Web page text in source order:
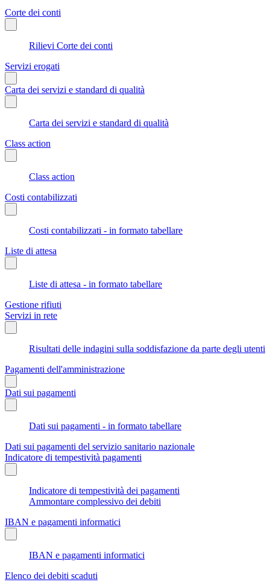
Corte dei conti
Rilievi Corte dei conti
Servizi erogati
Carta dei servizi e standard di qualità
Carta dei servizi e standard di qualità
Class action
Class action
Costi contabilizzati
Costi contabilizzati - in formato tabellare
Liste di attesa
Liste di attesa - in formato tabellare
Gestione rifiuti
Servizi in rete
Risultati delle indagini sulla soddisfazione da parte degli utenti
Pagamenti dell'amministrazione
Dati sui pagamenti
Dati sui pagamenti - in formato tabellare
Dati sui pagamenti del servizio sanitario nazionale
Indicatore di tempestività pagamenti
Indicatore di tempestività dei pagamenti
Ammontare complessivo dei debiti
IBAN e pagamenti informatici
IBAN e pagamenti informatici
Elenco dei debiti scaduti